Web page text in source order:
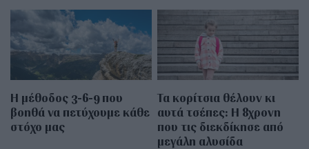
Η μέθοδος 3-6-9 που
βοηθά να πετύχουμε κάθε
στόχο μας
Τα κορίτσια θέλουν κι
αυτά τσέπες: Η 8χρονη
που τις διεκδίκησε από
μεγάλη αλυσίδα